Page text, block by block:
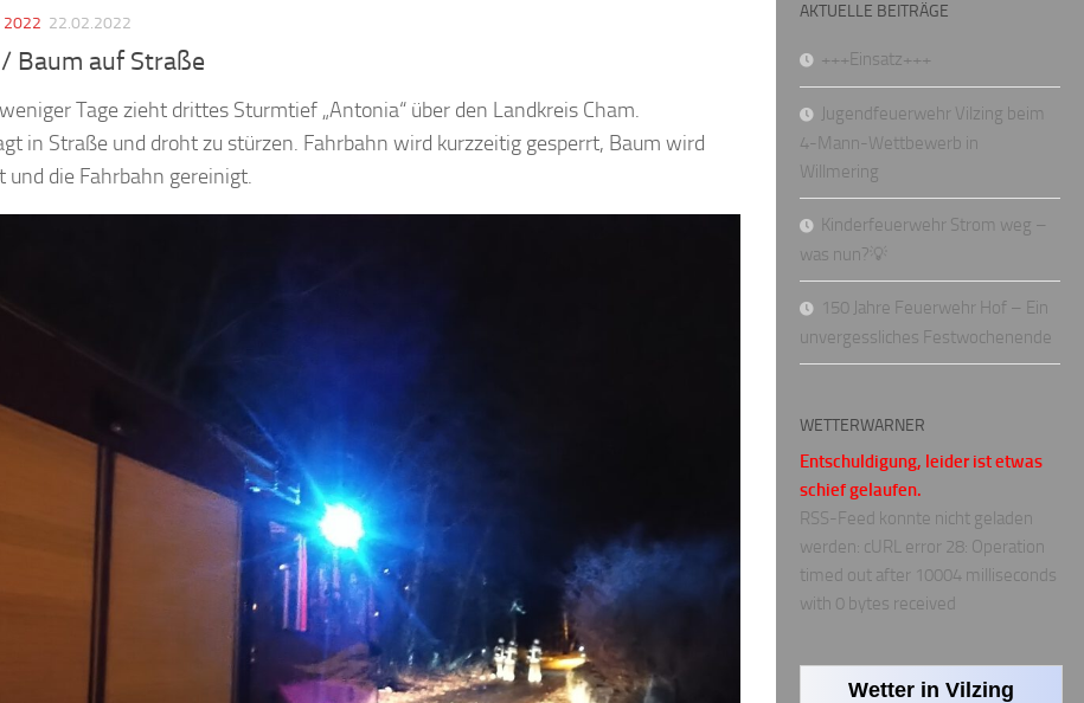
2022 22.02.2022
Baum auf Straße
Tage zieht drittes Sturmtief „Antonia“ über den Landkreis Cham.
in Straße und droht zu stürzen. Fahrbahn wird kurzzeitig gesperrt, Baum wird
und die Fahrbahn gereinigt.
AKTUELLE BEITRÄGE
+++Einsatz+++
Jugendfeuerwehr Vilzing beim
4-Mann-Wettbewerb in
Willmering
Kinderfeuerwehr Strom weg –
was nun?💡
150 Jahre Feuerwehr Hof – Ein
unvergessliches Festwochenende
WETTERWARNER
Entschuldigung, leider ist etwas
schief gelaufen.
RSS-Feed konnte nicht geladen
werden: cURL error 28: Operation
timed out after 10004 milliseconds
with 0 bytes received
Wetter in Vilzing